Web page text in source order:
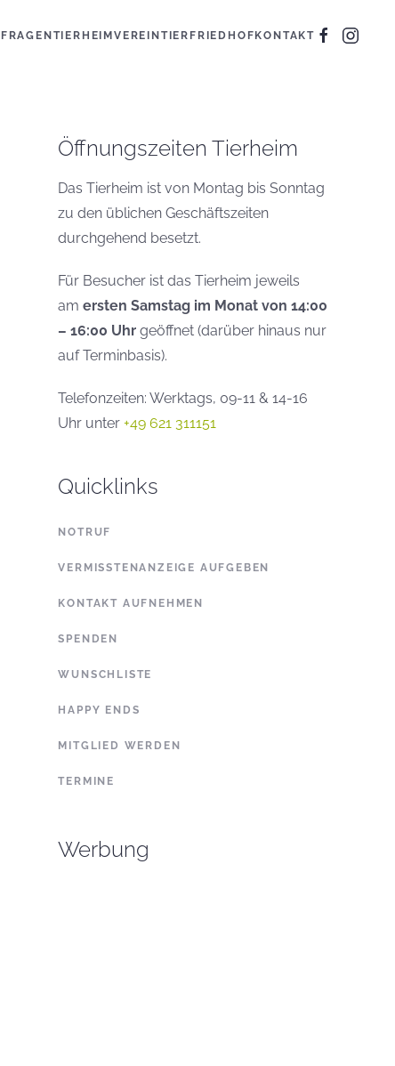
FRAGENTIERHEIMVEREINTIERFRIEDHOFKONTAKT
Öffnungszeiten Tierheim
Das Tierheim ist von Montag bis Sonntag
zu den üblichen Geschäftszeiten
durchgehend besetzt.
Für Besucher ist das Tierheim jeweils
amersten Samstag im Monat von 14:00
– 16:00 Uhr geöffnet (darüber hinaus nur
auf Terminbasis).
Telefonzeiten: Werktags, 09-11 & 14-16
Uhr unter+49 621 311151
Quicklinks
NOTRUF
VERMISSTENANZEIGE AUFGEBEN
KONTAKT AUFNEHMEN
SPENDEN
WUNSCHLISTE
HAPPY ENDS
MITGLIED WERDEN
TERMINE
Werbung